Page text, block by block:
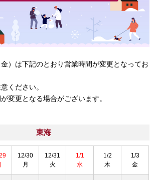
）は下記のとおり営業時間が変更となってお
ください。
変更となる場合がございます。
東海
12/30
月
12/31
火
1/1
水
1/2
木
1/3
金